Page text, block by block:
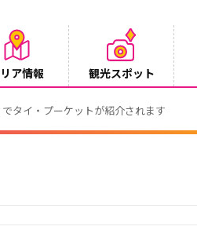
ア情報 観光スポット
タイ・プーケットが紹介されます